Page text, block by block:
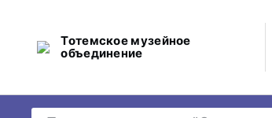
Тотемское музейное
объединение